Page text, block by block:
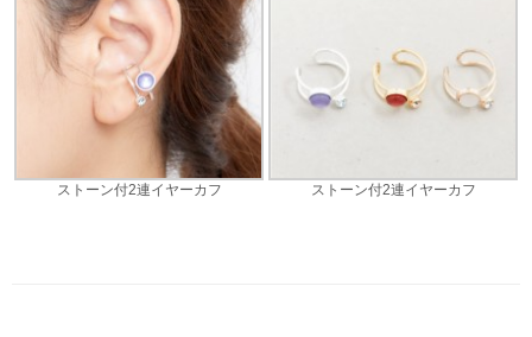
ストーン付2連イヤーカフ ストーン付2連イヤーカフ